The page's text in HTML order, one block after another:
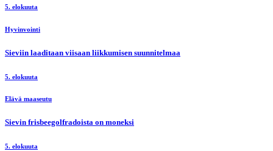
5. elokuuta
Hyvinvointi
Sieviin laaditaan viisaan liikkumisen suunnitelmaa
5. elokuuta
Elävä maaseutu
Sievin frisbeegolfradoista on moneksi
5. elokuuta